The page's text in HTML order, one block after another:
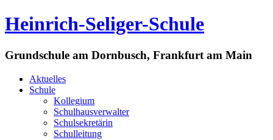
Heinrich-Seliger-Schule
Grundschule am Dornbusch, Frankfurt am Main
Aktuelles
Schule
Kollegium
Schulhausverwalter
Schulsekretärin
Schulleitung